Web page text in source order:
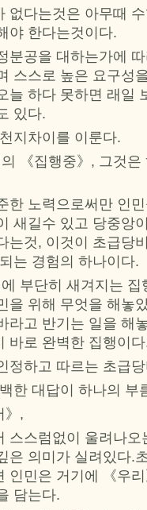
없다는것은 아무때
야 한다는것이다.
분공을 대하는가에
스스로 높은 요구성
늘 하다 못하면 래일
있다.
지차이를 이룬다.
《집행중》, 그것
한 노력으로써만 인
새길수 있고 당중앙
는것, 이것이 초급당
는 경험의 하나이다.
부단히 새겨지는
을 위해 무엇을 해놓
라고 반기는 일을 해
바로 완벽한 집행이
정하고 따르는 초급
한 대답이 하나의 부
》,
스스럼없이 울려나
은 의미가 실려있다.
인민은 거기에 《우
담는다.